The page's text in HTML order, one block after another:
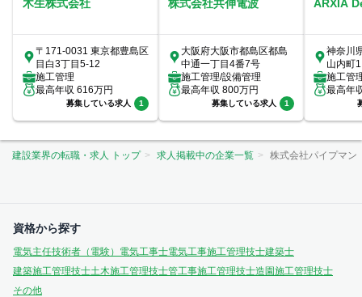
木生株式会社
〒171-0031 東京都豊島区
目白3丁目5-12
施工管理
最高年収 616万円
募集している求人 1
株式会社共伸電波
大阪府大阪市都島区都島
中通一丁目4番7号
施工管理/設備管理
最高年収 800万円
募集している求人 1
ARXIA
神奈川
山内町
室
施工管
最高年
建設業界の転職・求人 トップ 求人掲載中の企業一覧 株式会社パイプマン
資格から探す
電気主任技術者（電験） 電気工事士電気工事施工管理技士建築士
建築施工管理技士土木施工管理技士管工事施工管理技士造園施工管理技士
その他